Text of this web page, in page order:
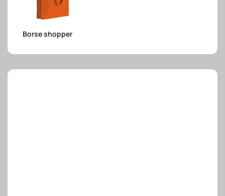
Borse shopper